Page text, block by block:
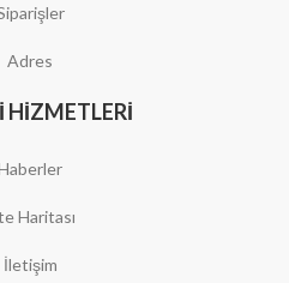
Adres
HIZMETLERI
Haritası
İletişim